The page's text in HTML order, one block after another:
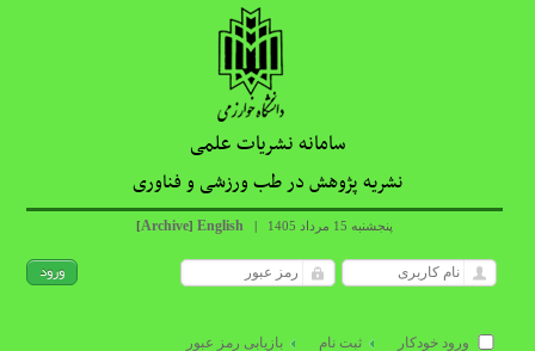
سامانه نشریات علمی
نشریه پژوهش در طب ورزشی و فناوری
پنجشنبه 15 مرداد 1405 |
English
[Archive]
ورود خودکار ثبت نام بازیابی رمز عبور